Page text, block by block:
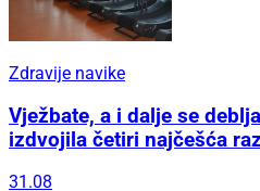
Zdravije navike
Vježbate, a i dalje se
izdvojila četiri najčešća
31.08